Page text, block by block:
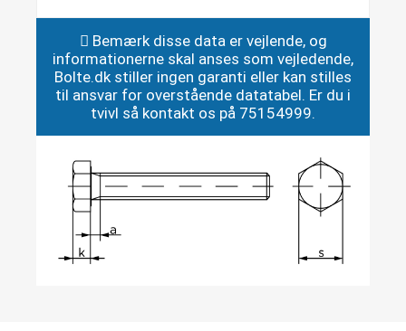
Bemærk disse data er vejlende, og
informationerne skal anses som vejledende,
Bolte.dk stiller ingen garanti eller kan stilles
til ansvar for overstående datatabel. Er du i
tvivl så kontakt os på 75154999.